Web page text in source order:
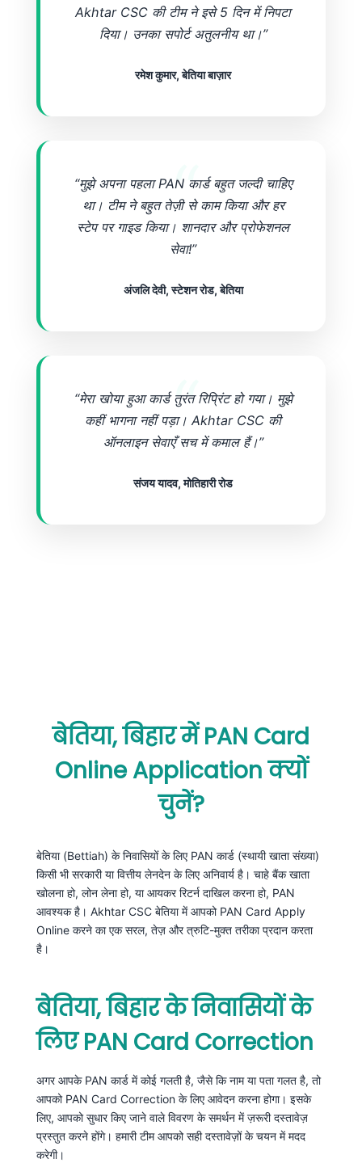
Akhtar CSC की टीम ने इसे 5 दिन में निपटा
दिया। उनका सपोर्ट अतुलनीय था।”
रमेश कुमार, बेतिया बाज़ार
“मुझे अपना पहला PAN कार्ड बहुत जल्दी चाहिए
था। टीम ने बहुत तेज़ी से काम किया और हर
स्टेप पर गाइड किया। शानदार और प्रोफेशनल
सेवा!”
अंजलि देवी, स्टेशन रोड, बेतिया
“मेरा खोया हुआ कार्ड तुरंत रिप्रिंट हो गया। मुझे
कहीं भागना नहीं पड़ा। Akhtar CSC की
ऑनलाइन सेवाएँ सच में कमाल हैं।”
संजय यादव, मोतिहारी रोड
बेतिया, बिहार में PAN Card
Online Application क्यों
चुनें?
बेतिया (Bettiah) के निवासियों के लिए PAN कार्ड (स्थायी खाता संख्या)
किसी भी सरकारी या वित्तीय लेनदेन के लिए अनिवार्य है। चाहे बैंक खाता
खोलना हो, लोन लेना हो, या आयकर रिटर्न दाखिल करना हो, PAN
आवश्यक है। Akhtar CSC बेतिया में आपको PAN Card Apply
Online करने का एक सरल, तेज़ और त्रुटि-मुक्त तरीका प्रदान करता
है।
बेतिया, बिहार के निवासियों के
लिए PAN Card Correction
अगर आपके PAN कार्ड में कोई गलती है, जैसे कि नाम या पता गलत है, तो
आपको PAN Card Correction के लिए आवेदन करना होगा। इसके
लिए, आपको सुधार किए जाने वाले विवरण के समर्थन में ज़रूरी दस्तावेज़
प्रस्तुत करने होंगे। हमारी टीम आपको सही दस्तावेज़ों के चयन में मदद
करेगी।